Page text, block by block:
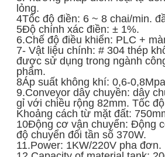
lỏng.
4Tốc độ điền: 6 ~ 8 chai/min.
5Độ chính xác điền: ± 1%.
6.Chế độ điều khiển: PLC +
7- Vật liệu chính: # 304 thép
được sử dụng trong ngành
phẩm.
8Áp suất không khí: 0,6-
9.Conveyor dây chuyền: dây
gỉ với chiều rộng 82mm. Tốc
Khoảng cách từ mặt đất:
10Động cơ vận chuyển: Động
độ chuyển đổi tần số 370W.
11.Power: 1KW/220V pha đơn.